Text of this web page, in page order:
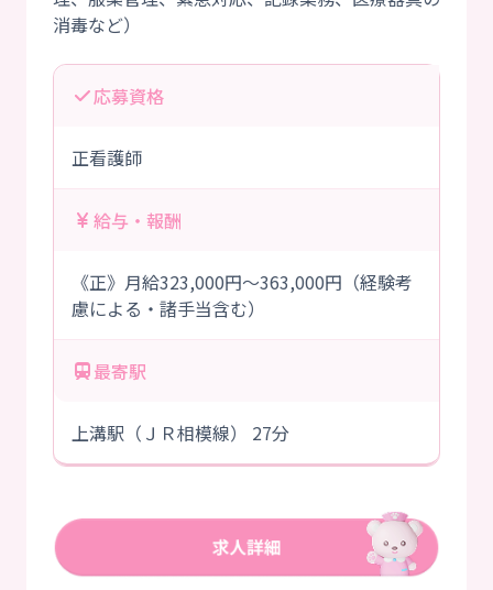
応募資格
正看護師
給与・報酬
《正》月給323,000円～363,000円（経験考
慮による・諸手当含む）
最寄駅
上溝駅（ＪＲ相模線） 27分